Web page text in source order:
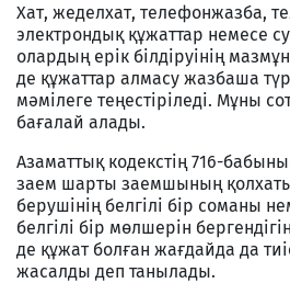
Хат, жеделхат, телефонжазба,
электрондық құжаттар немесе
олардың ерiк бiлдiруiнiң
де құжаттар алмасу жазбаша
мәмiлеге теңестiрiледi. Мұны
бағалай алады.
Азаматтық кодекстің 716-
заем шарты заемшының
берушiнiң белгiлi бiр соманы
белгiлi бiр мөлшерiн
де құжат болған жағдайда да
жасалды деп танылады.